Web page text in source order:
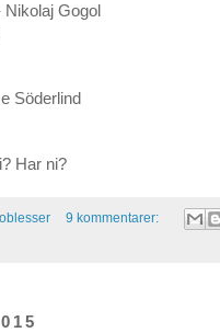
Nikolaj Gogol
Söderlind
Har ni?
9 kommentarer: